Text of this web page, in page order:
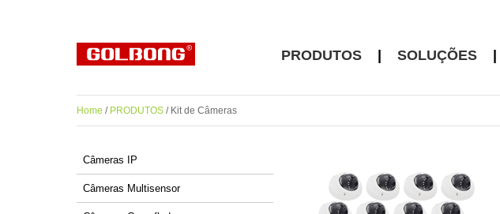
PRODUTOS SOLUÇÕES
Home / PRODUTOS / Kit de Câmeras
Câmeras IP
Câmeras Multisensor